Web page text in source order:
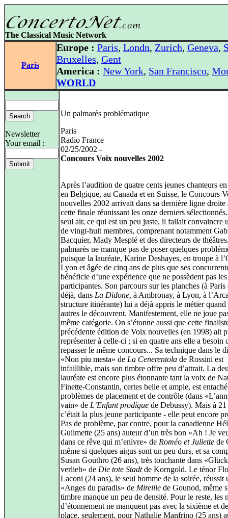
The Classical Music Network
Paris
Europe : Paris, Londn, Zurich, Geneva,
Bruxelles, Gent
America : New York, San Francisco,
WORLD
Newsletter
Your email :
Un palmarès problématique
Paris
Radio France
02/25/2002 -
Concours Voix nouvelles 2002
Après l’audition de quatre cents jeunes chanteurs
en Belgique, au Canada et en Suisse, le Concours
nouvelles 2002 arrivait dans sa dernière ligne droite
cette finale réunissant les onze derniers
seul air, ce qui est un peu juste, il fallait convaincre
de vingt-huit membres, comprenant notamment
Bacquier, Mady Mesplé et des directeurs de
palmarès ne manque pas de poser quelques
puisque la lauréate, Karine Deshayes, en troupe à
Lyon et âgée de cinq ans de plus que ses
bénéficie d’une expérience que ne possèdent pas
participantes. Son parcours sur les planches (à Paris
déjà, dans La Didone, à Ambronay, à Lyon, à
structure itinérante) lui a déjà appris le métier quand
autres le découvrent. Manifestement, elle ne joue
même catégorie. On s’étonne aussi que cette
précédente édition de Voix nouvelles (en 1998) ait
représenter à celle-ci ; si en quatre ans elle a besoin
repasser le même concours... Sa technique dans le
«Non piu mesta» de La Cenerentola de Rossini est
infaillible, mais son timbre offre peu d’attrait. La
lauréate est encore plus étonnante tant la voix de
Finette-Constantin, certes belle et ample, est
problèmes de placement et de contrôle (dans
vain» de L’Enfant prodigue de Debussy). Mais à 21
c’était la plus jeune participante - elle peut encore
Pas de problème, par contre, pour la canadienne
Guilmette (25 ans) auteur d’un très bon «Ah ! Je
dans ce rêve qui m’enivre» de Roméo et Juliette de
même si quelques aigus sont un peu durs, et sa
Susan Gouthro (26 ans), très touchante dans
verlieb» de Die tote Stadtde Korngold. Le ténor
Laconi (24 ans), le seul homme de la soirée, réussit
«Anges du paradis» de Mireille de Gounod, même
timbre manque un peu de densité. Pour le reste, les
d’étonnement ne manquent pas avec la sixième et
place, seulement, pour Nathalie Manfrino (25 ans)